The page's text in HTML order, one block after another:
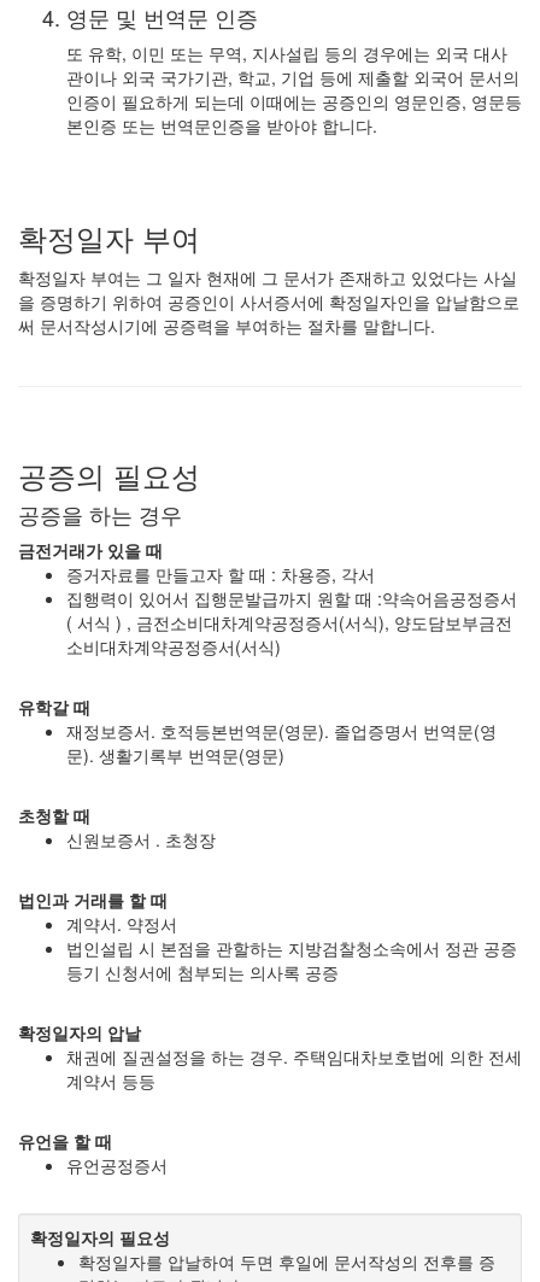
영문 및 번역문 인증
또 유학, 이민 또는 무역, 지사설립 등의 경우에는 외국 대사
관이나 외국 국가기관, 학교, 기업 등에 제출할 외국어 문서의
인증이 필요하게 되는데 이때에는 공증인의 영문인증, 영문등
본인증 또는 번역문인증을 받아야 합니다.
확정일자 부여
확정일자 부여는 그 일자 현재에 그 문서가 존재하고 있었다는 사실
을 증명하기 위하여 공증인이 사서증서에 확정일자인을 압날함으로
써 문서작성시기에 공증력을 부여하는 절차를 말합니다.
공증의 필요성
공증을 하는 경우
금전거래가 있을 때
증거자료를 만들고자 할 때 : 차용증, 각서
집행력이 있어서 집행문발급까지 원할 때 :약속어음공정증서
( 서식 ) , 금전소비대차계약공정증서(서식), 양도담보부금전
소비대차계약공정증서(서식)
유학갈 때
재정보증서. 호적등본번역문(영문). 졸업증명서 번역문(영
문). 생활기록부 번역문(영문)
초청할 때
신원보증서 . 초청장
법인과 거래를 할 때
계약서. 약정서
법인설립 시 본점을 관할하는 지방검찰청소속에서 정관 공증
등기 신청서에 첨부되는 의사록 공증
확정일자의 압날
채권에 질권설정을 하는 경우. 주택임대차보호법에 의한 전세
계약서 등등
유언을 할 때
유언공정증서
확정일자의 필요성
확정일자를 압날하여 두면 후일에 문서작성의 전후를 증